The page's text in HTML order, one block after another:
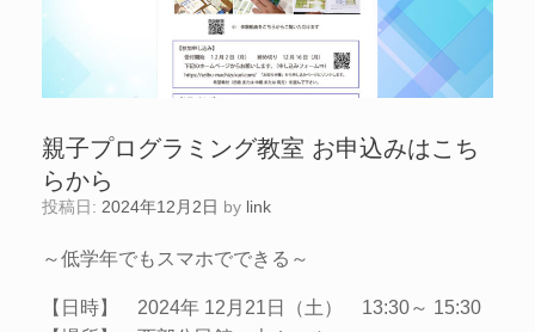
親子プログラミング教室 お申込みはこち
らから
投稿日: 2024年12月2日 by link
～低学年でもスマホでできる～
【日時】 2024年 12月21日（土） 13:30～ 15:30